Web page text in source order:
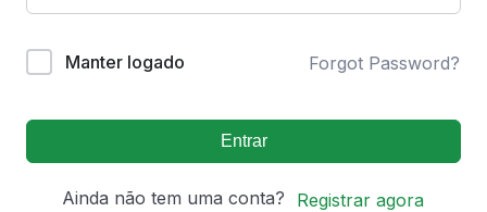
Manter logado Forgot Password?
Entrar
Ainda não tem uma conta? Registrar agora